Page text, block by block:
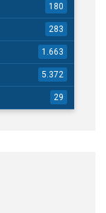
180
283
1.663
5.372
29